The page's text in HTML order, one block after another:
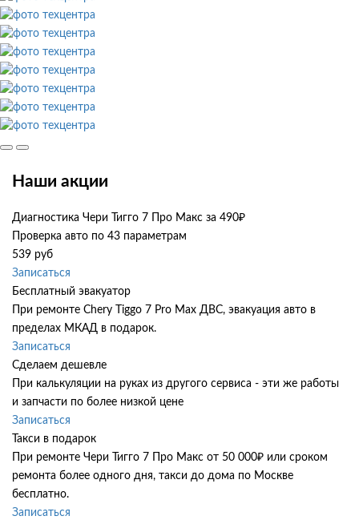
Наши акции
Диагностика Чери Тигго 7 Про Макс за 490₽
Проверка авто по 43 параметрам
539 руб
Записаться
Бесплатный эвакуатор
При ремонте Chery Tiggo 7 Pro Max ДВС, эвакуация авто в
пределах МКАД в подарок.
Записаться
Сделаем дешевле
При калькуляции на руках из другого сервиса - эти же работы
и запчасти по более низкой цене
Записаться
Такси в подарок
При ремонте Чери Тигго 7 Про Макс от 50 000₽ или сроком
ремонта более одного дня, такси до дома по Москве
бесплатно.
Записаться